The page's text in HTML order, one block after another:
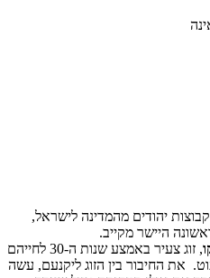
יהודים מהמדינה לישראל,
היישר מקייב.
, זוג צעיר באמצע שנות ה-30 לחייהם
את החיבור בין הזוג ליקנעם, עשה